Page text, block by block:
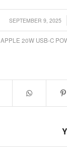
SEPTEMBER 9, 2025
/
APPLE 20W USB-C